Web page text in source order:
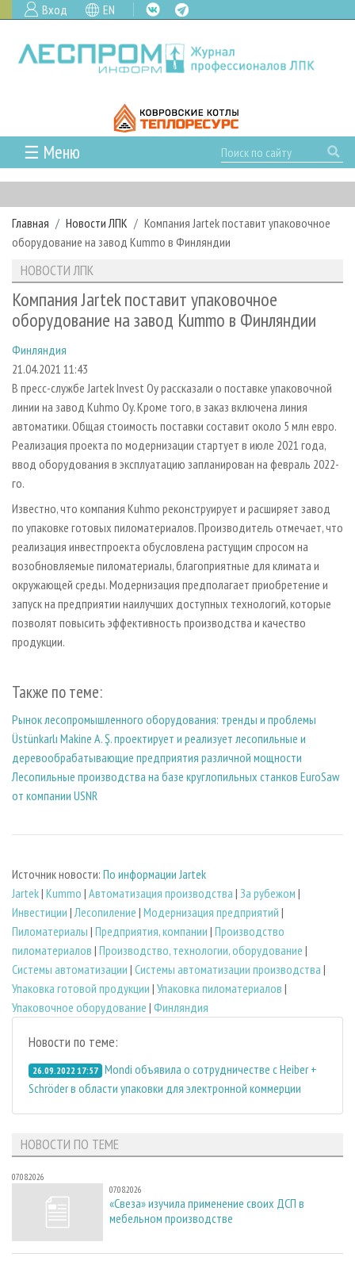
Вход EN
☰ Меню
ГЛАВНАЯ
РУБРИКИ И ТЕМЫ
РУБРИКИ ЖУРНАЛА
ЛЕСОЗАГОТОВКА
ЛЕСОПИЛЕНИЕ
СУШКА ДРЕВЕСИНЫ
ПРОИЗВОДСТВО ДРЕВЕСНЫХ ПЛИТ
ДЕРЕВЯННОЕ ДОМОСТРОЕНИЕ
ПРОИЗВОДСТВО МЕБЕЛИ
БИОЭНЕРГЕТИКА
ИНСТРУМЕНТ И МАТЕРИАЛЫ
НОВОСТИ
НОВОСТИ ЛПК
НОВОСТИ ЖУРНАЛА
ПРОЕКТЫ ЛПИ
АНАЛИТИКА
ПРЕДПРИЯТИЯ ЛПК
ПЕРСОНЫ
МОБИЛЬНЫЕ ВЫСТАВКИ
ОФИЦИАЛЬНЫЕ ДЕЛЕГАЦИИ
ПРИОРИТЕТНЫЕ ИНВЕСТПРОЕКТЫ
RUSSIAN FORESTRY REVIEW
БИБЛИОТЕКА СПЕЦИАЛИСТА
АРХИВ ЖУРНАЛОВ
О ЖУРНАЛЕ
КОНТАКТЫ
РЕКЛАМОДАТЕЛЯМ
РЕКЛАМА
РЕКЛАМА НА САЙТЕ
Главная Новости ЛПК
Компания Jartek поставит упаковочное
оборудование на завод Kummo в Финляндии
НОВОСТИ ЛПК
Компания Jartek поставит упаковочное
оборудование на завод Kummo в Финляндии
Финляндия
21.04.2021 11:43
В пресс-службе Jartek Invest Oy рассказали о поставке упаковочной
линии на завод Kuhmo Oy. Кроме того, в заказ включена линия
автоматики. Общая стоимость поставки составит около 5 млн евро.
Реализация проекта по модернизации стартует в июле 2021 года,
ввод оборудования в эксплуатацию запланирован на февраль 2022-
го.
Известно, что компания Kuhmo реконструирует и расширяет завод
по упаковке готовых пиломатериалов. Производитель отмечает, что
реализация инвестпроекта обусловлена растущим спросом на
возобновляемые пиломатериалы, благоприятные для климата и
окружающей среды. Модернизация предполагает приобретение и
запуск на предприятии наилучших доступных технологий, которые
позволят повысить эффективность производства и качество
продукции.
Также по теме:
Рынок лесопромышленного оборудования: тренды и проблемы
Üstünkarlı Makine A. Ş. проектирует и реализует лесопильные и
деревообрабатывающие предприятия различной мощности
Лесопильные производства на базе круглопильных станков EuroSaw
от компании USNR
Источник новости: По информации Jartek
Jartek| Kummo | Автоматизация производства | За рубежом |
Инвестиции | Лесопиление | Модернизация предприятий |
Пиломатериалы | Предприятия, компании | Производство
пиломатериалов | Производство, технологии, оборудование |
Системы автоматизации | Системы автоматизации производства |
Упаковка готовой продукции | Упаковка пиломатериалов |
Упаковочное оборудование | Финляндия
Новости по теме:
26.09.2022 17:57 Mondi объявила о сотрудничестве с Heiber +
Schröder в области упаковки для электронной коммерции
НОВОСТИ ПО ТЕМЕ
07.08.2026
07.08.2026
«Свеза» изучила применение своих ДСП в
мебельном производстве